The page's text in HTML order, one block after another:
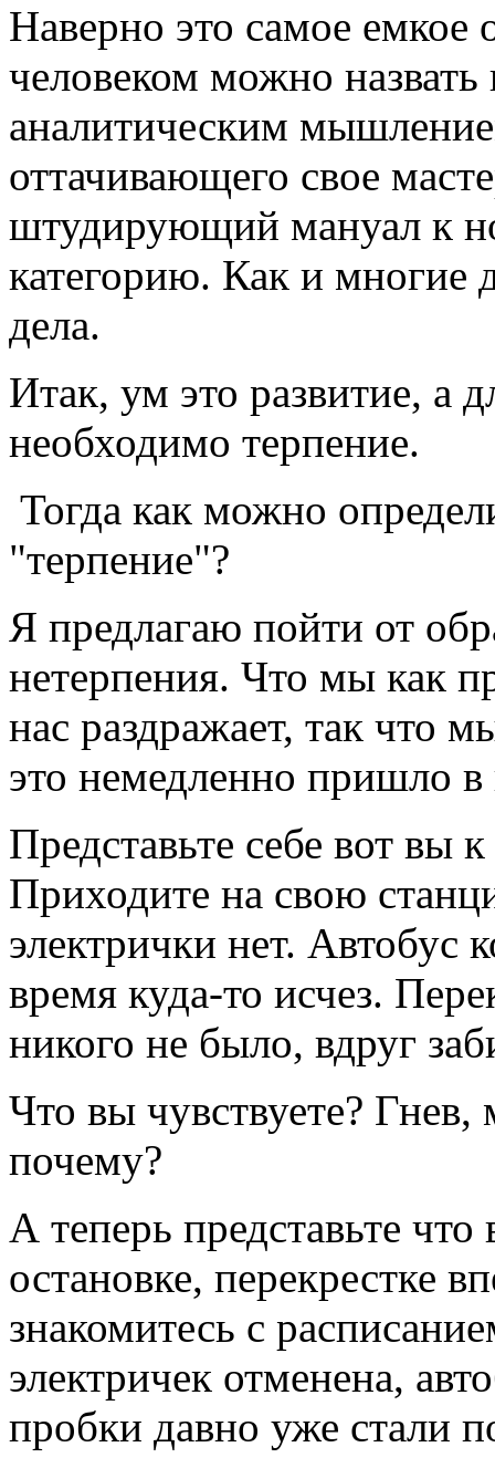
Наверно это самое
человеком можно
аналитическим
оттачивающего свое
штудирующий мануал к
категорию. Как и многие
дела.
Итак, ум это развитие, а
необходимо терпение.
Тогда как можно
"терпение"?
Я предлагаю пойти от
нетерпения. Что мы как
нас раздражает, так что
это немедленно пришло
Представьте себе вот вы
Приходите на свою
электрички нет. Автобус
время куда-то исчез.
никого не было, вдруг
Что вы чувствуете?
почему?
А теперь представьте
остановке, перекрестке
знакомитесь с
электричек отменена,
пробки давно уже стали